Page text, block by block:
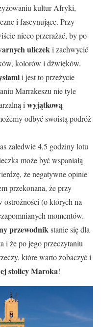
kultur Afryki,
i fascynujące. Przy
nieco przerażać, by po
uliczeki zachwycić
kolorów i dźwięków.
i jest to przeżycie
Marrakeszu nie tyle
i wyjątkową
odbyć swoistą podróż
zaledwie 4,5 godziny lotu
może być wspaniałą
że negatywne opinie
przekonana, że przy
ostrożności (o których na
momentów.
przewodnikstanie się dla
i że po jego przeczytaniu
które warto zobaczyć i
stolicy Maroka!